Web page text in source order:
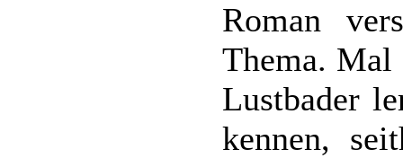
Roman
Thema.
Lustbader
kennen,